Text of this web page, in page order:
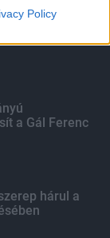
Policy
a Gál Ferenc
hárul a